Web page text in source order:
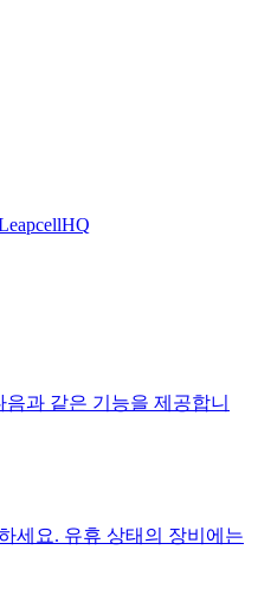
과 같은 기능을 제공합니
세요. 유휴 상태의 장비에는